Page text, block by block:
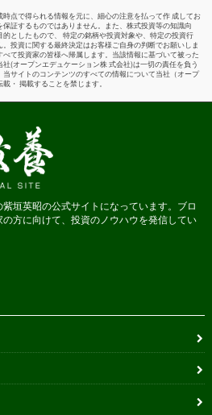
点で得られる情報を元に、細心の注意を払って作 成してお
証するものではありません。また、株式投資等の知識向
としたもので、 特定の銘柄や投資対象や、特定の投資行
投資に関する最終決定はお客様ご自身の判断でお願いしま
て投資家の皆様へ帰属します。当該情報に基づいて被った
(オープンエデュケーション株 式会社)は一切の責任を負う
サイトのコンテンツのすべての情報について当社（オープ
・ 掲載することを禁じます。
垣英昭の公式サイトになっています。ブロ
方に向けて、投資のノウハウを発信してい